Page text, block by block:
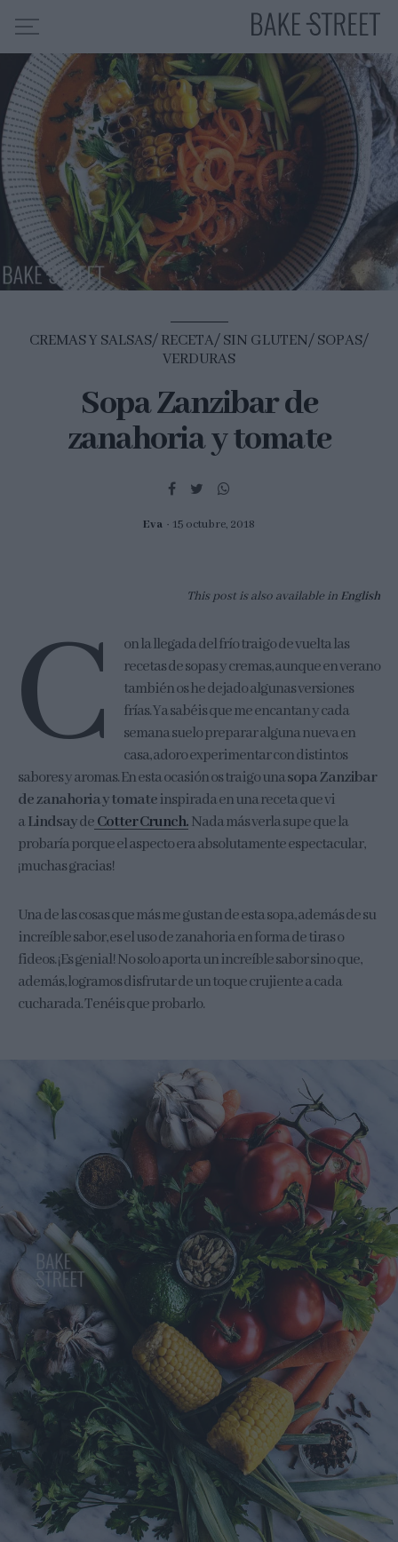
HOME
INDICE DE RECETAS
COLABORO CON
SOBRE MÍ
MIS CURSOS
CONTACTO
ES EN
CREMAS Y SALSAS RECETA SIN GLUTEN SOPAS
VERDURAS
Sopa Zanzibar de
zanahoria y tomate
Eva 15 octubre, 2018
This post is also available in English
C
on la llegada del frío traigo de vuelta las
recetas de sopas y cremas, aunque en verano
también os he dejado algunas versiones
frías. Ya sabéis que me encantan y cada
semana suelo preparar alguna nueva en
casa, adoro experimentar con distintos
sabores y aromas. En esta ocasión os traigo unasopa Zanzibar
de zanahoria y tomateinspirada en una receta que vi
aLindsaydeCotter Crunch.Nada más verla supe que la
probaría porque el aspecto era absolutamente espectacular,
¡muchas gracias!
Una de las cosas que más me gustan de esta sopa, además de su
increíble sabor, es el uso de zanahoria en forma de tiras o
fideos. ¡Es genial! No solo aporta un increíble sabor sino que,
además, logramos disfrutar de un toque crujiente a cada
cucharada. Tenéis que probarlo.